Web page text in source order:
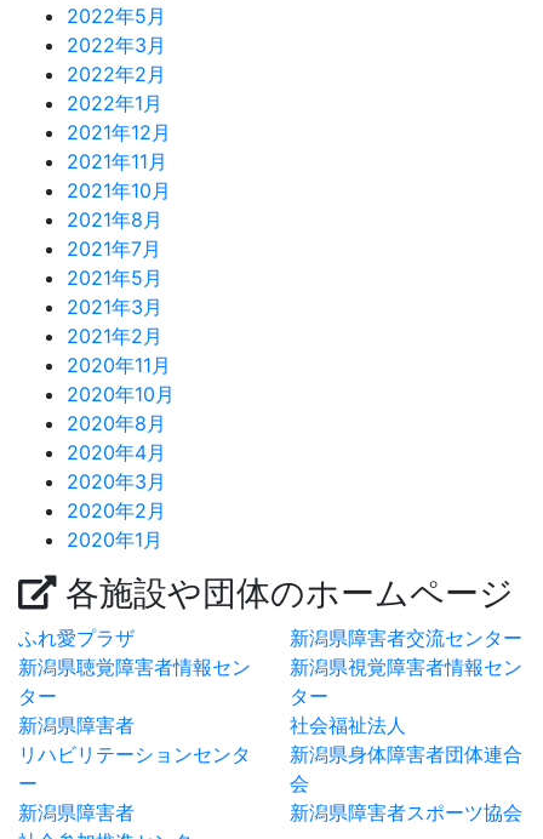
2022年5月
2022年3月
2022年2月
2022年1月
2021年12月
2021年11月
2021年10月
2021年8月
2021年7月
2021年5月
2021年3月
2021年2月
2020年11月
2020年10月
2020年8月
2020年4月
2020年3月
2020年2月
2020年1月
各施設や団体のホームページ
ふれ愛プラザ
新潟県障害者交流センター
新潟県聴覚障害者情報セン
ター
新潟県視覚障害者情報セン
ター
新潟県障害者
リハビリテーションセンタ
ー
社会福祉法人
新潟県身体障害者団体連合
会
新潟県障害者
新潟県障害者スポーツ協会